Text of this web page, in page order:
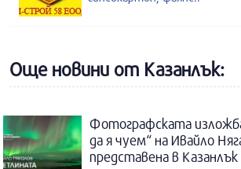
Още новини от Казанлък:
Фотографската
да я чуем“ на Ивайло
представена в Казанлък